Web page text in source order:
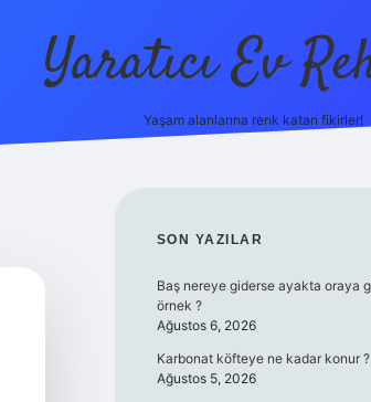
Yaratıcı Ev
Yaşam alanlarına renk katan fikirler!
SIDEBAR
SON YAZILAR
Baş nereye giderse ayakta oraya
örnek ?
Ağustos 6, 2026
Karbonat köfteye ne kadar konur ?
Ağustos 5, 2026